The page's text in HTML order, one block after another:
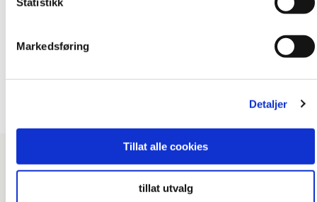
Markedsføring
Detaljer
Tillat alle cookies
tillat utvalg
Fugekloss – Fibo Sealing Tools